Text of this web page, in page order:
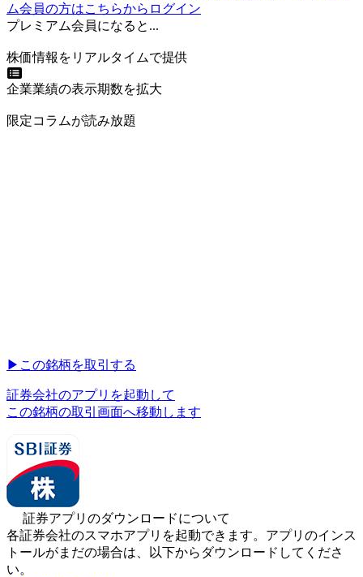
ム会員の方はこちらからログイン
プレミアム会員になると...
株価情報をリアルタイムで提供
企業業績の表示期数を拡大
限定コラムが読み放題
▶︎ この銘柄を取引する
証券会社のアプリを起動して
この銘柄の取引画面へ移動します
証券アプリのダウンロードについて
各証券会社のスマホアプリを起動できます。アプリのインス
トールがまだの場合は、以下からダウンロードしてくださ
い。